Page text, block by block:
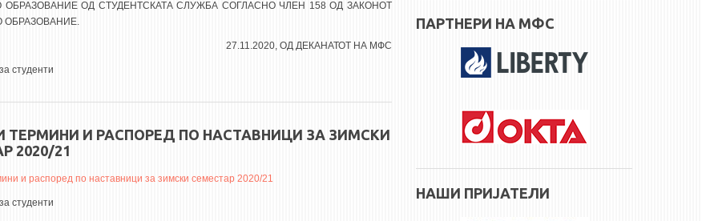
ОБРАЗОВАНИЕ ОД СТУДЕНТСКАТА СЛУЖБА СОГЛАСНО ЧЛЕН 158 ОД ЗАКОНОТ
ОБРАЗОВАНИЕ.
27.11.2020, ОД ДЕКАНАТОТ НА МФС
студенти
ТЕРМИНИ И РАСПОРЕД ПО НАСТАВНИЦИ ЗА ЗИМСКИ
2020/21
и распоред по наставници за зимски семестар 2020/21
студенти
ПАРТНЕРИ НА МФС
НАШИ ПРИЈАТЕЛИ